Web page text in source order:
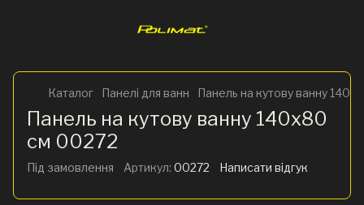
Каталог Панелі для ванн Панель на кутову ванну
Панель на кутову ванну 140x80
см 00272
Під замовлення Артикул: 00272 Написати відгук